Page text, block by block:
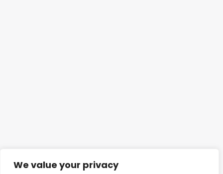
We value your privacy